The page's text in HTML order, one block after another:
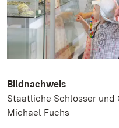
Bildnachweis
Staatliche Schlösser
Michael Fuchs